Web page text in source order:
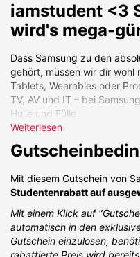
iamstudent <3
wird's mega-
Dass Samsung zu den
gehört, müssen wir dir wohl
Tablets, Wearables oder
TV, AV und IT – bei
Hülle und Fülle.
Exklusiv und
zumSamsung Student
wirdlaufend erweitert.Es
vorbeizuschauen und neue
zählen u.a. folgende
Bis zu -10% auf
Galaxy S25, Galaxy
Weiterlesen
Mit diesem Gutschein von
Studentenrabatt auf
Mit einem Klick auf
automatisch in den
Gutschein einzulösen,